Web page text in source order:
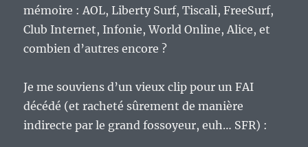
mémoire : AOL, Liberty Surf, Tiscali, FreeSurf,
Club Internet, Infonie, World Online, Alice, et
combien d’autres encore ?
Je me souviens d’un vieux clip pour un FAI
décédé (et racheté sûrement de manière
indirecte par le grand fossoyeur, euh… SFR) :